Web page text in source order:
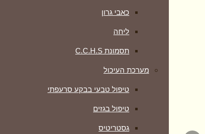
כאבי גרון
ליחה
תסמונת C.C.H.S
מערכת העיכול
טיפול טבעי בבקע סרעפתי
טיפול בגזים
גסטריטיס